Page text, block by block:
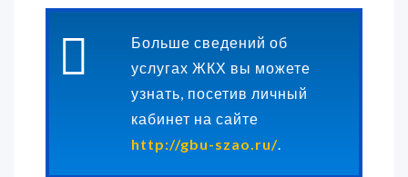
Больше сведений об
услугах ЖКХ вы можете
узнать, посетив личный
кабинет на сайте
http://gbu-szao.ru/.